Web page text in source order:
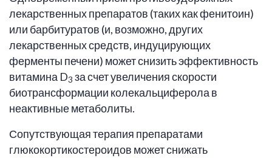
лекарственных препаратов (таких как фенитоин)
или барбитуратов (и, возможно, других
лекарственных средств, индуцирующих
ферменты печени) может снизить эффективность
витамина D3 за счет увеличения скорости
биотрансформации колекальциферола в
неактивные метаболиты.
Сопутствующая терапия препаратами
глюкокортикостероидов может снижать